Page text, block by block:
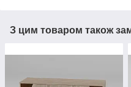
З цим товаром також